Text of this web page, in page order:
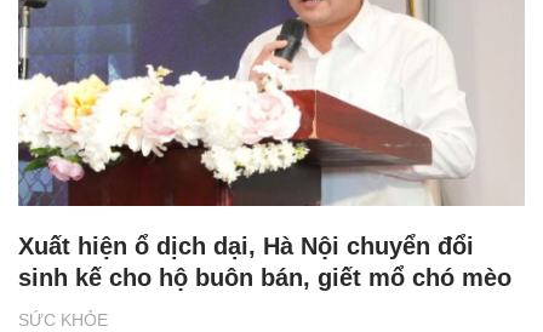
SỨC KHỎE
Xuất hiện ổ dịch dại, Hà Nội chuyển đổi
sinh kế cho hộ buôn bán, giết mổ chó mèo